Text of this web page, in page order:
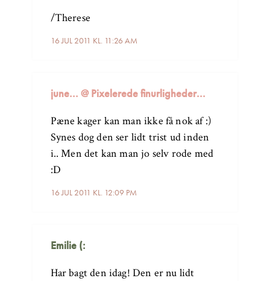
16 JUL 2011 KL. 11:26 AM
/Therese
june... @ Pixelerede finurligheder...
16 JUL 2011 KL. 12:09 PM
Pæne kager kan man ikke få nok af :)
Synes dog den ser lidt trist ud inden
i.. Men det kan man jo selv rode med
:D
Emilie (:
Har bagt den idag! Den er nu lidt